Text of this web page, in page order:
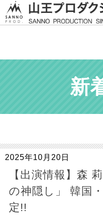
新
2025年10月20日
【出演情報】森
の神隠し」 韓国
定!!